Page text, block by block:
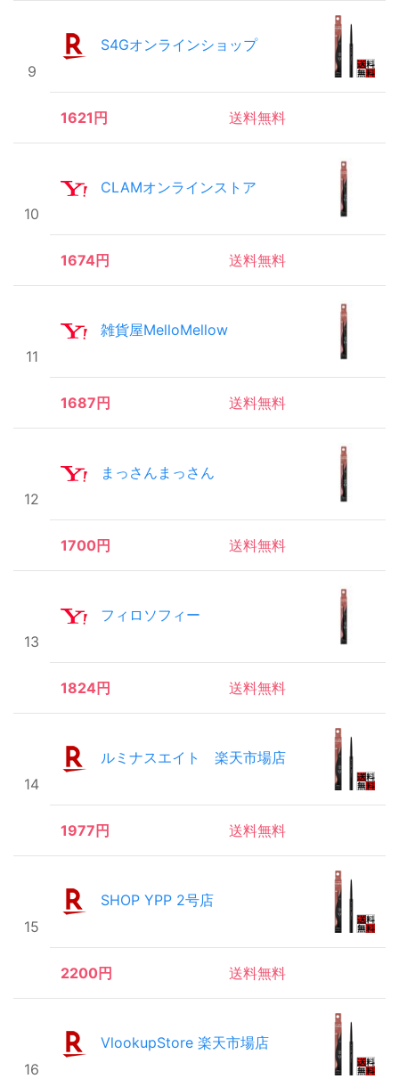
9
S4Gオンラインショップ
1621円 送料無料
10
CLAMオンラインストア
1674円 送料無料
11
雑貨屋MelloMellow
1687円 送料無料
12
まっさんまっさん
1700円 送料無料
13
フィロソフィー
1824円 送料無料
14
ルミナスエイト 楽天市場店
1977円 送料無料
15
SHOP YPP 2号店
2200円 送料無料
16
VlookupStore 楽天市場店